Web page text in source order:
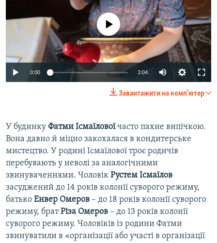
720p 1080p
No media source currently available
0:00 3:04
720p
1080p
Завантажити на комп'ютер
У будинку Фатми Ісмаїловоїчасто пахне випічкою.
Вона давно й міцно закохалася в кондитерське
мистецтво. У родині Ісмаїлової троє родичів
перебувають у неволі за аналогічними
звинуваченнями. Чоловік Рустем Ісмаїлов
засуджений до 14 років колонії суворого режиму,
батько Енвер Омеров – до 18 років колонії суворого
режиму, братРіза Омеров – до 13 років колонії
суворого режиму. Чоловіків із родини Фатми
звинуватили в «організації або участі в організації